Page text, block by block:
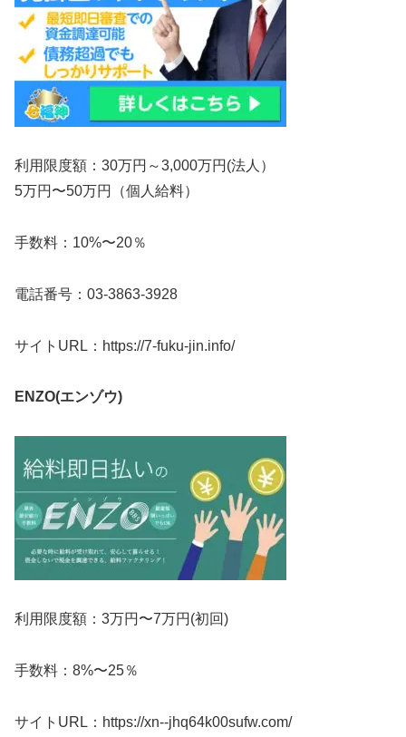
利用限度額：30万円～3,000万円(法人）
5万円〜50万円（個人給料）
手数料：10%〜20％
電話番号：03-3863-3928
サイトURL：https://7-fuku-jin.info/
ENZO(エンゾウ)
利用限度額：3万円〜7万円(初回)
手数料：8%〜25％
サイトURL：https://xn--jhq64k00sufw.com/